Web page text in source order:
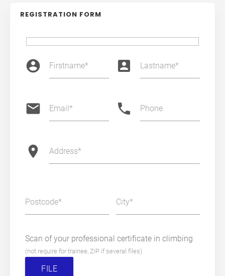
REGISTRATION FORM
account_circle Firstname account_box Lastname
email Email phone Phone
location_on Address
Postcode City
Scan of your professional certificate in climbing
(not require for trainee, ZIP if several files)
FILE